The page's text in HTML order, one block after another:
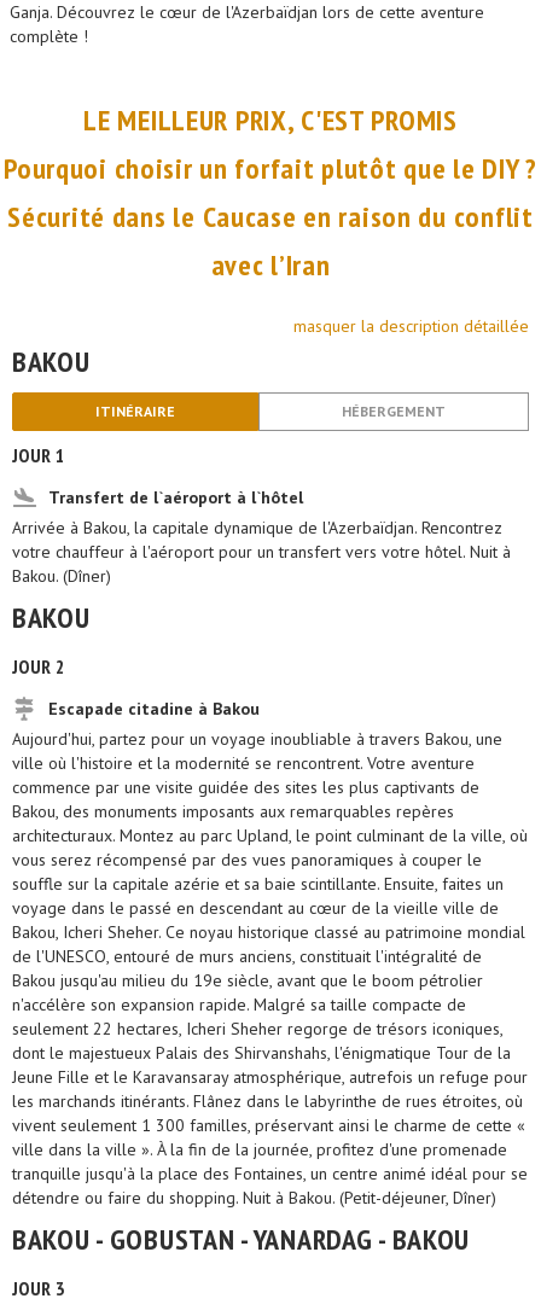
Ganja. Découvrez le cœur de l'Azerbaïdjan lors de cette aventure
complète !
LE MEILLEUR PRIX, C'EST PROMIS
Pourquoi choisir un forfait plutôt que le DIY ?
Sécurité dans le Caucase en raison du conflit
avec l’Iran
masquer la description détaillée
BAKOU
ITINÉRAIRE HÉBERGEMENT
JOUR 1
Transfert de l`aéroport à l`hôtel
Arrivée à Bakou, la capitale dynamique de l'Azerbaïdjan. Rencontrez
votre chauffeur à l'aéroport pour un transfert vers votre hôtel. Nuit à
Bakou. (Dîner)
BAKOU
JOUR 2
Escapade citadine à Bakou
Aujourd'hui, partez pour un voyage inoubliable à travers Bakou, une
ville où l'histoire et la modernité se rencontrent. Votre aventure
commence par une visite guidée des sites les plus captivants de
Bakou, des monuments imposants aux remarquables repères
architecturaux. Montez au parc Upland, le point culminant de la ville, où
vous serez récompensé par des vues panoramiques à couper le
souffle sur la capitale azérie et sa baie scintillante. Ensuite, faites un
voyage dans le passé en descendant au cœur de la vieille ville de
Bakou, Icheri Sheher. Ce noyau historique classé au patrimoine mondial
de l'UNESCO, entouré de murs anciens, constituait l'intégralité de
Bakou jusqu'au milieu du 19e siècle, avant que le boom pétrolier
n'accélère son expansion rapide. Malgré sa taille compacte de
seulement 22 hectares, Icheri Sheher regorge de trésors iconiques,
dont le majestueux Palais des Shirvanshahs, l'énigmatique Tour de la
Jeune Fille et le Karavansaray atmosphérique, autrefois un refuge pour
les marchands itinérants. Flânez dans le labyrinthe de rues étroites, où
vivent seulement 1 300 familles, préservant ainsi le charme de cette «
ville dans la ville ». À la fin de la journée, profitez d'une promenade
tranquille jusqu'à la place des Fontaines, un centre animé idéal pour se
détendre ou faire du shopping. Nuit à Bakou. (Petit-déjeuner, Dîner)
BAKOU - GOBUSTAN - YANARDAG - BAKOU
JOUR 3